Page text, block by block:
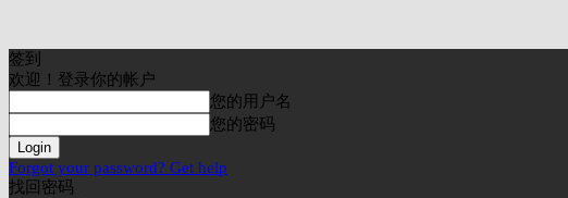
签到
欢迎！登录你的帐户
您的用户名
您的密码
Forgot your password? Get help
找回密码